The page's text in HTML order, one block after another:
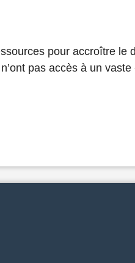
pour accroître le
pas accès à un vaste